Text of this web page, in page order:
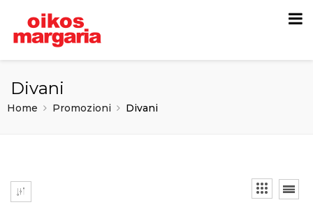
Divani
Home Promozioni Divani